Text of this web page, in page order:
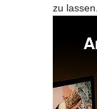
zu lassen.